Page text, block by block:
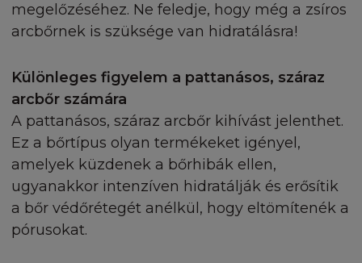
megelőzéséhez. Ne feledje, hogy még a zsíros
arcbőrnek is szüksége van hidratálásra!
Különleges figyelem a pattanásos, száraz
arcbőr számára
A pattanásos, száraz arcbőr kihívást jelenthet.
Ez a bőrtípus olyan termékeket igényel,
amelyek küzdenek a bőrhibák ellen,
ugyanakkor intenzíven hidratálják és erősítik
a bőr védőrétegét anélkül, hogy eltömítenék a
pórusokat.